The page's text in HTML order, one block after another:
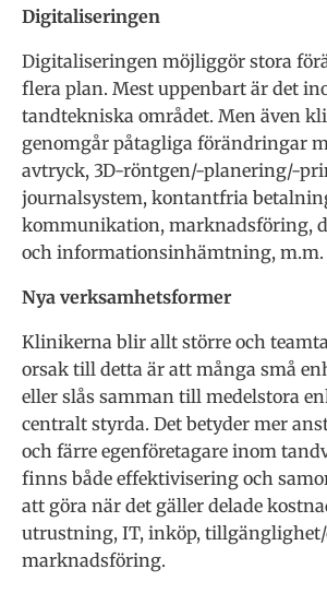
Digitaliseringen
Digitaliseringen möjliggör stora
flera plan. Mest uppenbart är det
tandtekniska området. Men även
genomgår påtagliga förändringar
avtryck, 3D-röntgen/-planering/-
journalsystem, kontantfria
kommunikation, marknadsföring,
och informationsinhämtning, m.m.
Nya verksamhetsformer
Klinikerna blir allt större och
orsak till detta är att många små
eller slås samman till medelstora
centralt styrda. Det betyder mer
och färre egenföretagare inom
finns både effektivisering och
att göra när det gäller delade
utrustning, IT, inköp,
marknadsföring.